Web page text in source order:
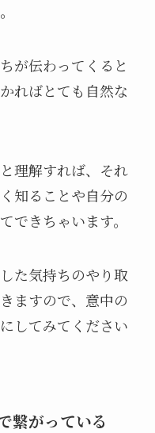
が伝わってくると
ればとても自然な
理解すれば、それ
知ることや自分の
できちゃいます。
た気持ちのやり取
ますので、意中の
してみてください
繋がっている